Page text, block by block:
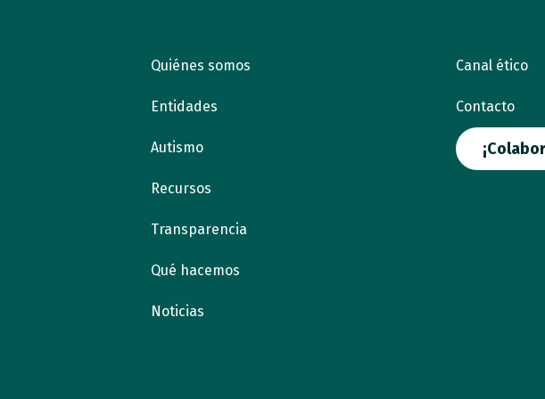
Quiénes somos
Entidades
Autismo
Recursos
Transparencia
Qué hacemos
Noticias
Canal ético
Contacto